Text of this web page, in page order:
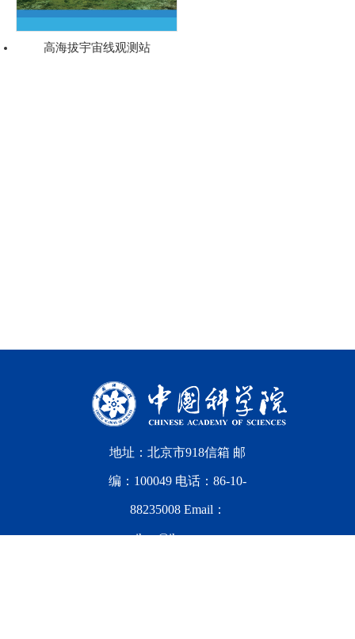
高海拔宇宙线观测站
地址：北京市918信箱 邮
编：100049 电话：86-10-
88235008 Email：
ihep@ihep.ac.cn